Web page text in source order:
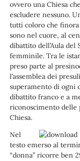
ovvero una Chiesa
escludere nessuno.
tutti coloro che
sono nel cuore, al
dibattito dell’Aula del
femminile. Tra le
preso parte al
l’assemblea dei
superamento di ogni
dibattito franco e a
riconoscimento delle
Chiesa.
Nel
testo emerso al
“donna” ricorre ben